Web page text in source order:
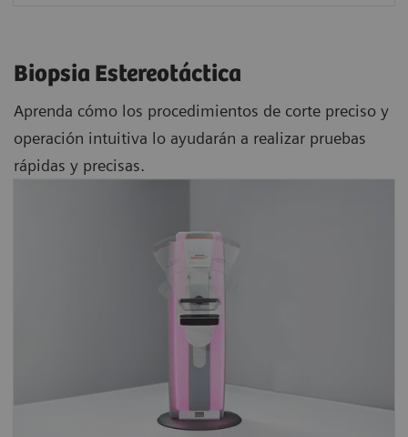
Biopsia Estereotáctica
Aprenda cómo los procedimientos de corte preciso y
operación intuitiva lo ayudarán a realizar pruebas
rápidas y precisas.